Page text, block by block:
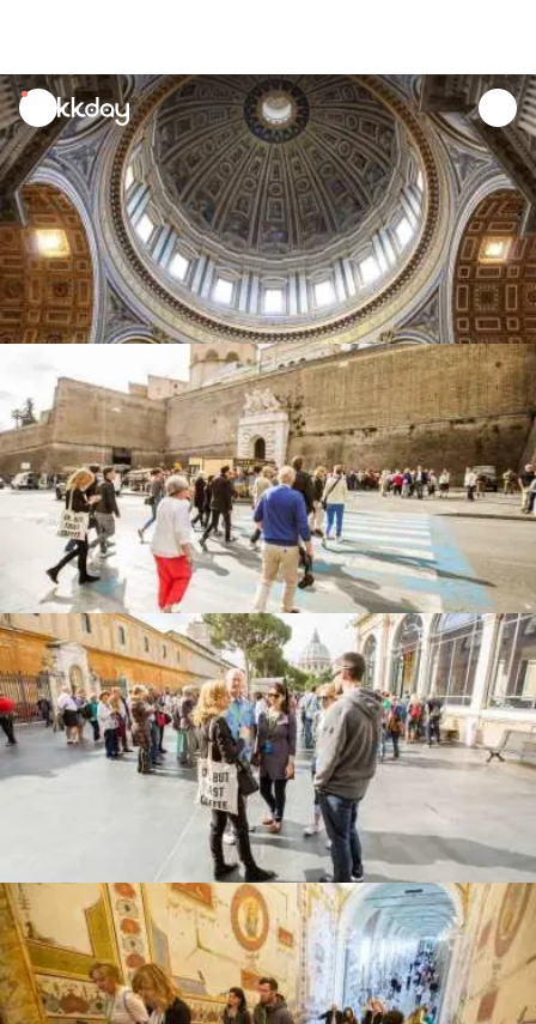
unread
notifications